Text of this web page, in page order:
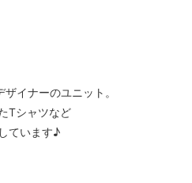
イナーのユニット。
Tシャツなど
ています♪